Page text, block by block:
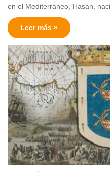
en el Mediterráneo, Hasan,
Leer más »